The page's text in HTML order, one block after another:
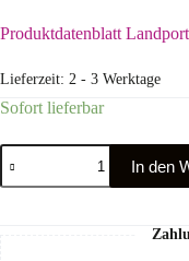
Produktdatenblatt
Lieferzeit: 2 - 3 Werktage
Sofort lieferbar
In den